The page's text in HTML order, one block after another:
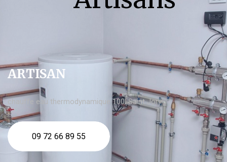
ARTISAN
chauffe eau thermodynamique 100l Saint Jory
09 72 66 89 55